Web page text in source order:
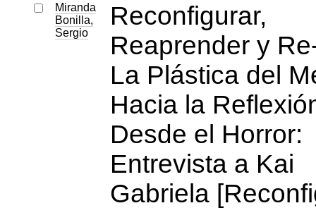
Miranda
Bonilla,
Sergio
Reconfigurar,
Reaprender y
La Plástica del
Hacia la
Desde el Horror:
Entrevista a Kai
Gabriela